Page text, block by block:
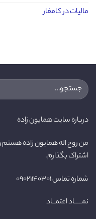
مالیات در کامفار
جستجو
برای:
درباره سایت همایون زاده
من روح اله همایون زاده هستم
اشتراک بگذارم.
شماره تماس ۰۹۰۲۱۱۴۰۳۰۱
نمـــــاد اعتمــاد